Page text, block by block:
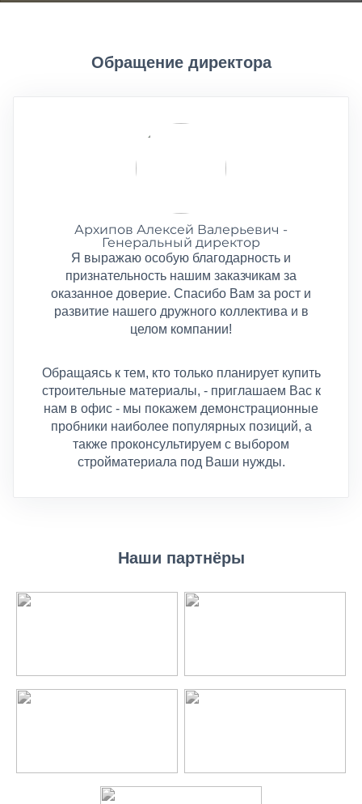
Обращение директора
Архипов Алексей Валерьевич -
Генеральный директор
Наши партнёры